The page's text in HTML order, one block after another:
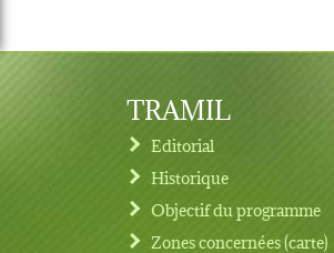
Footer menu
TRAMIL
Editorial
Historique
Objectif du programme
Zones concernées (carte)